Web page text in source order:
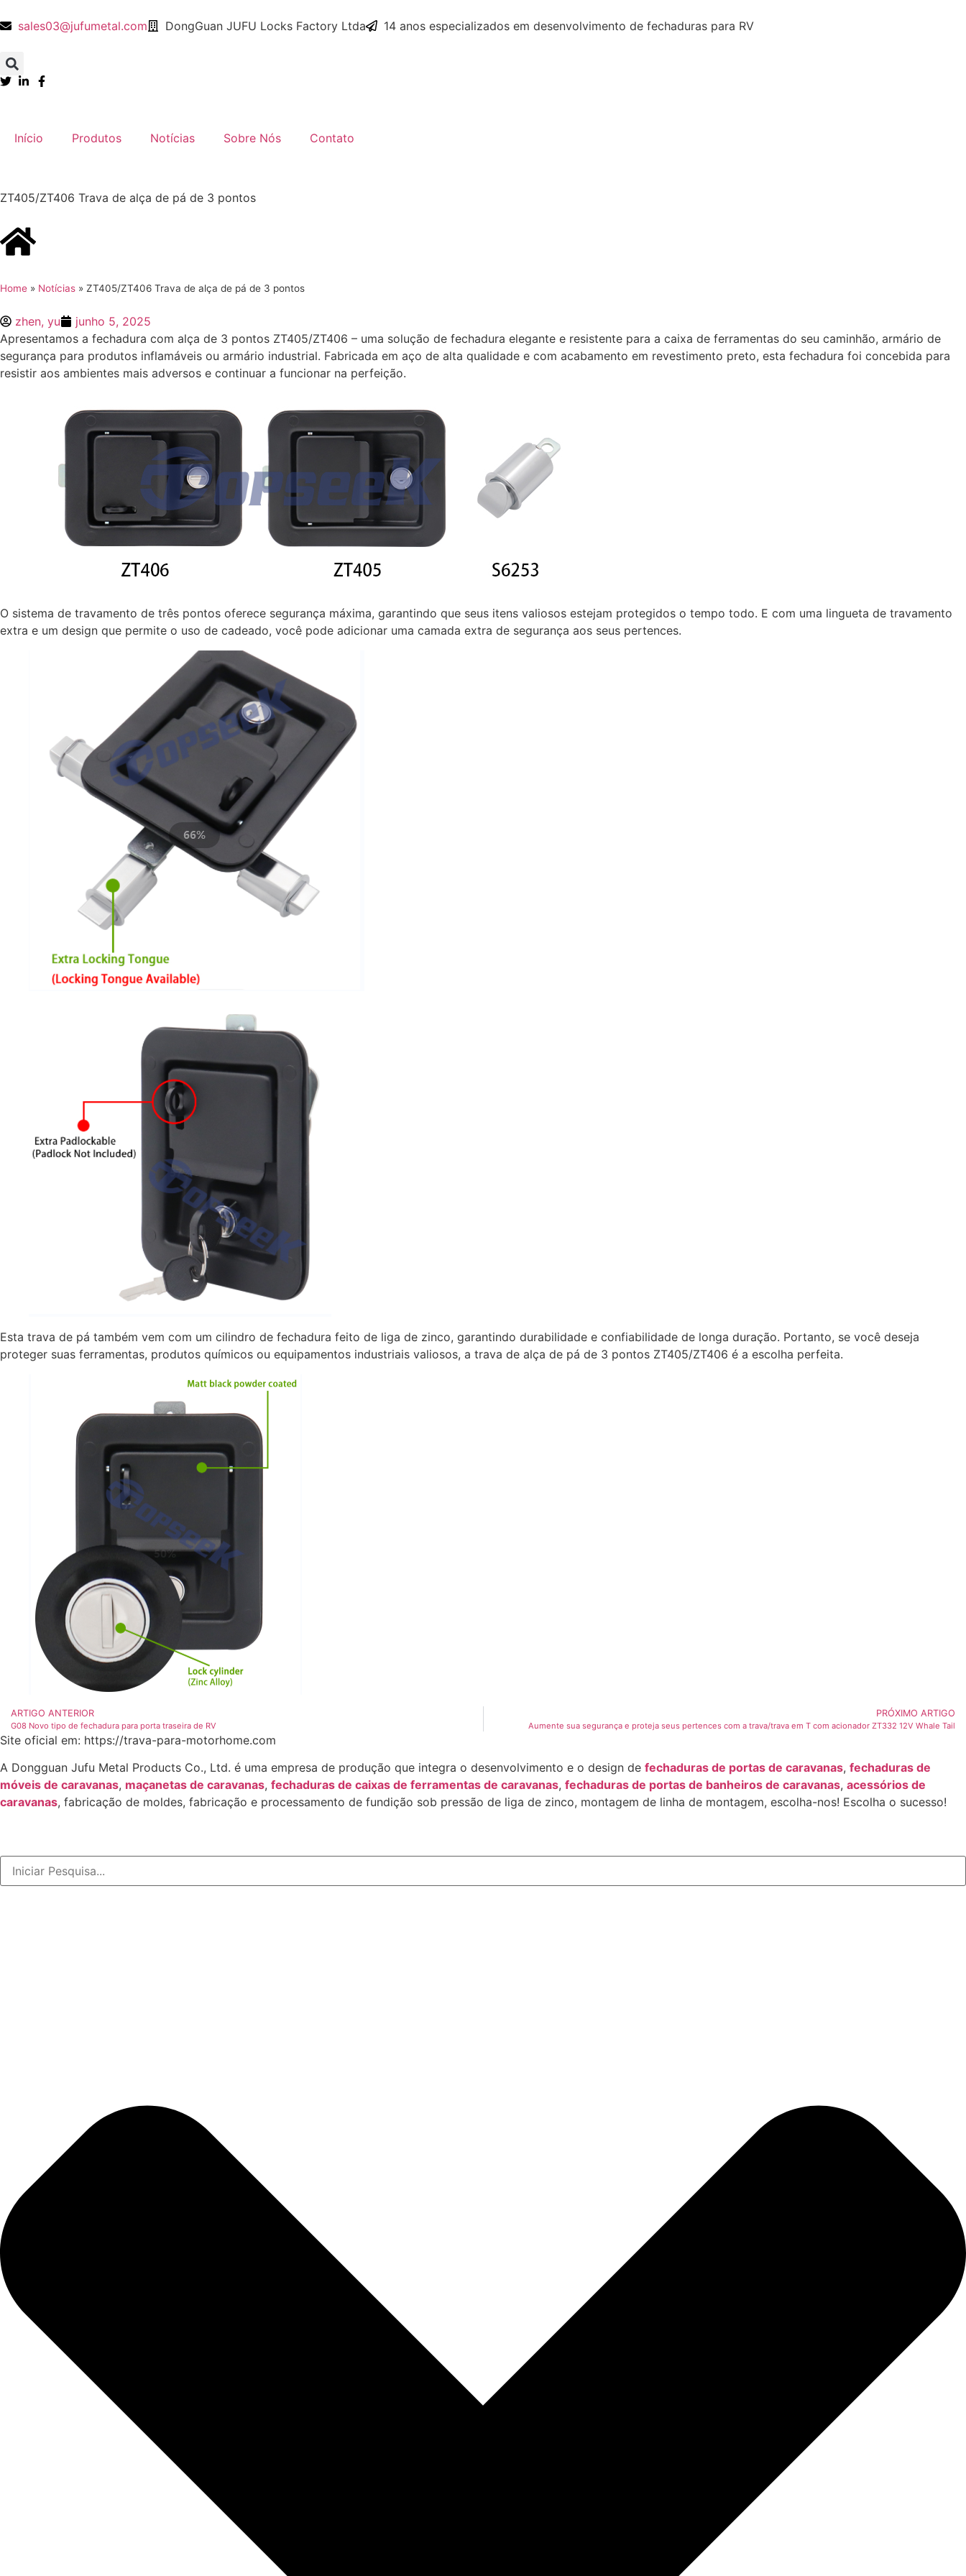
sales03@jufumetal.com DongGuan JUFU Locks Factory Ltda 14 anos especializados em desenvolvimento de fechaduras para RV
​Início Produtos Notícias ​Sobre Nós ​Contato
ZT405/ZT406 Trava de alça de pá de 3 pontos
Home » Notícias » ZT405/ZT406 Trava de alça de pá de 3 pontos
zhen, yu
junho 5, 2025
Apresentamos a fechadura com alça de 3 pontos ZT405/ZT406 – uma solução de fechadura elegante e resistente para a caixa de ferramentas do seu caminhão, armário de
segurança para produtos inflamáveis ou armário industrial. Fabricada em aço de alta qualidade e com acabamento em revestimento preto, esta fechadura foi concebida para
resistir aos ambientes mais adversos e continuar a funcionar na perfeição.
O sistema de travamento de três pontos oferece segurança máxima, garantindo que seus itens valiosos estejam protegidos o tempo todo. E com uma lingueta de travamento
extra e um design que permite o uso de cadeado, você pode adicionar uma camada extra de segurança aos seus pertences.
Esta trava de pá também vem com um cilindro de fechadura feito de liga de zinco, garantindo durabilidade e confiabilidade de longa duração. Portanto, se você deseja
proteger suas ferramentas, produtos químicos ou equipamentos industriais valiosos, a trava de alça de pá de 3 pontos ZT405/ZT406 é a escolha perfeita.
ARTIGO ANTERIOR
G08 Novo tipo de fechadura para porta traseira de RV
PRÓXIMO ARTIGO
Aumente sua segurança e proteja seus pertences com a trava/trava em T com acionador ZT332 12V Whale Tail
Site oficial em: https://trava-para-motorhome.com
A Dongguan Jufu Metal Products Co., Ltd. é uma empresa de produção que integra o desenvolvimento e o design de fechaduras de portas de caravanas, fechaduras de
móveis de caravanas, maçanetas de caravanas, fechaduras de caixas de ferramentas de caravanas, fechaduras de portas de banheiros de caravanas, acessórios de
caravanas, fabricação de moldes, fabricação e processamento de fundição sob pressão de liga de zinco, montagem de linha de montagem, escolha-nos! Escolha o sucesso!